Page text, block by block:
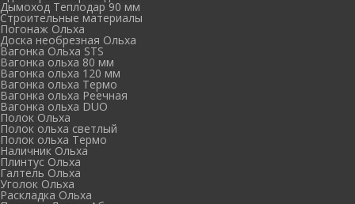
Дымоход Теплодар 90 мм
Cтроительные материалы
Погонаж Ольха
Доска необрезная Ольха
Вагонка Ольха STS
Вагонка ольха 80 мм
Вагонка ольха 120 мм
Вагонка ольха Термо
Вагонка ольха Реечная
Вагонка ольха DUO
Полок Ольха
Полок ольха светлый
Полок ольха Термо
Наличник Ольха
Плинтус Ольха
Галтель Ольха
Уголок Ольха
Раскладка Ольха